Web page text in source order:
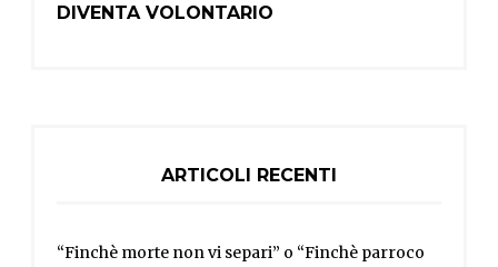
DIVENTA VOLONTARIO
ARTICOLI RECENTI
“Finchè morte non vi separi” o “Finchè parroco